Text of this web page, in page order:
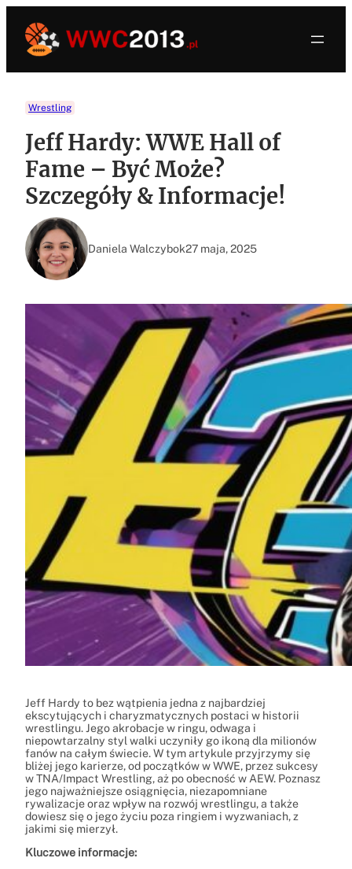
treści
Wrestling
Jeff Hardy: WWE Hall of
Fame – Być Może?
Szczegóły & Informacje!
Daniela Walczybok27 maja, 2025
Jeff Hardy to bez wątpienia jedna z najbardziej
ekscytujących i charyzmatycznych postaci w historii
wrestlingu. Jego akrobacje w ringu, odwaga i
niepowtarzalny styl walki uczyniły go ikoną dla milionów
fanów na całym świecie. W tym artykule przyjrzymy się
bliżej jego karierze, od początków w WWE, przez sukcesy
w TNA/Impact Wrestling, aż po obecność w AEW. Poznasz
jego najważniejsze osiągnięcia, niezapomniane
rywalizacje oraz wpływ na rozwój wrestlingu, a także
dowiesz się o jego życiu poza ringiem i wyzwaniach, z
jakimi się mierzył.
Kluczowe informacje: